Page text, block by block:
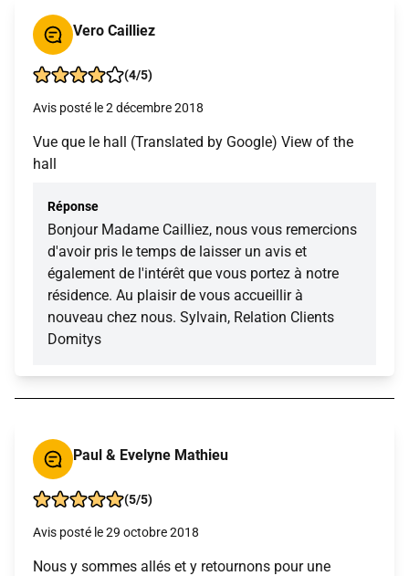
Vero Cailliez
(4/5)
Avis posté le 2 décembre 2018
Vue que le hall (Translated by Google) View of the
hall
Réponse
Bonjour Madame Cailliez, nous vous remercions
d'avoir pris le temps de laisser un avis et
également de l'intérêt que vous portez à notre
résidence. Au plaisir de vous accueillir à
nouveau chez nous. Sylvain, Relation Clients
Domitys
Paul & Evelyne Mathieu
(5/5)
Avis posté le 29 octobre 2018
Nous y sommes allés et y retournons pour une